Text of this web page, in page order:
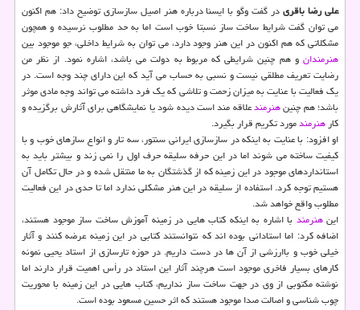
علی رضا باقریدر گفت وگو با ایسنا درباره هنر اصیل سازسازی توضیح داد: هم اكنون
می توان گفت شرایط ساخت ساز نسبتا خوب است اما به حد مطلوب نرسیده و همچون
مشكلاتی كه هم اكنون در این هنر وجود دارد، می توان به شرایط داخلی، جو موجود بین
هنرمندان و هم چنین شرایطی كه مربوط به دولت می باشد، اشاره نمود. از نظر من
رضایت تعریف مطلقی نیست و نسبی به حساب می آید كه این دارای چند وجه است. در
یك فعالیت با عنایت به میزان زحمت و تلاشی كه یك فرد داشته می تواند وجه مادی موثر
باشد؛ هم چنینهنرمندعلاقه مند است دیده شود یا نمایشگاهی برای آثارش برگزیده و
كار هنرمندمورد تكریم قرار بگیرد.
او افزود: با عنایت به اینكه در سازسازی ایرانی سنتور، سه تار و انواع سازهای خوب و با
كیفیت ساخته می شوند اما در این حرفه سلیقه حرف اول را نمی زند و بیشتر باید به
استانداردهای موجود در این زمینه كه از گذشتگان به ما منتقل شده و در حال تكامل آن
هستیم توجه كرد. استفاده از سلیقه در این هنر مشكلی ندارد اما تا حدی در این فعالیت
مطلوب واقع خواهد شد.
اینهنرمند با اشاره به اینكه كتاب هایی در زمینه آموزش ساخت ساز موجود هستند،
اضافه كرد: اما استادانی بوده اند كه نتوانستند كتابی در این زمینه عرضه كنند و آثار
خیلی خوب و باارزشی از آن ها در دست داریم. در حوزه تارسازی از استاد یحیی نمونه
كارهای بسیار فاخری موجود است هرچند آثار این استاد در رأس اهمیت قرار دارند اما
نوشته مكتوبی از وی در جهت ساخت ساز نداریم، كتاب هایی در این زمینه با محوریت
چوب شناسی و اصالت صدا موجود هستند كه اثر حسین مسعود بوده است.